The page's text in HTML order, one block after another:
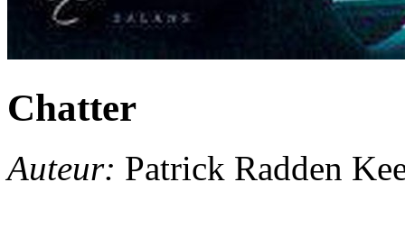
Chatter
Auteur: Patrick Radden